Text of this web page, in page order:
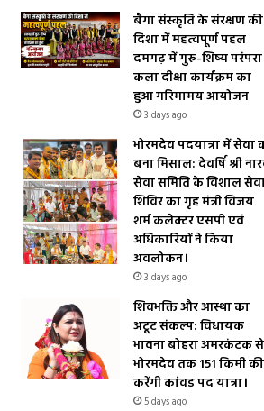
बैगा संस्कृति के संरक्षण की
दिशा में महत्वपूर्ण पहल
दमगढ़ में गुरु-शिष्य परंपरा
कला दीक्षा कार्यक्रम का
हुआ गरिमामय आयोजन
3 days ago
भोरमदेव पदयात्रा में सेवा
बना मिसाल: देवर्षि श्री
सेवा समिति के विशाल
शिविर का गृह मंत्री विजय
शर्म कलेक्टर एसपी एवं
अधिकारियों ने किया
अवलोकन।
3 days ago
शिवभक्ति और आस्था का
अटूट संकल्प: विधायक
भावना बोहरा अमरकंटक से
भोरमदेव तक 151 किमी की
करेंगी कांवड़ पद यात्रा।
5 days ago